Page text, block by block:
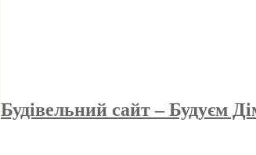
Будівельний сайт – Будуєм